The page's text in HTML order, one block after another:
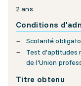
2 ans
Conditions
Scolarité
Test d'aptitudes
de l'Union
Titre obtenu